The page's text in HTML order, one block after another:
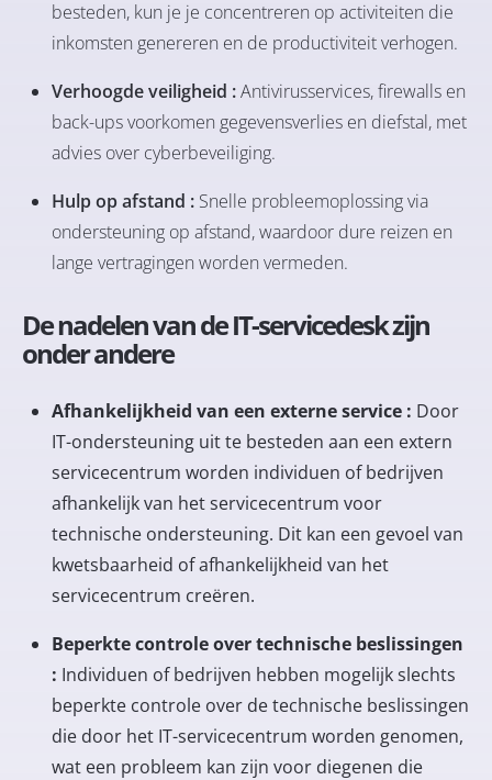
besteden, kun je je concentreren op activiteiten die
inkomsten genereren en de productiviteit verhogen.
Verhoogde veiligheid :Antivirusservices, firewalls en
back-ups voorkomen gegevensverlies en diefstal, met
advies over cyberbeveiliging.
Hulp op afstand : Snelle probleemoplossing via
ondersteuning op afstand, waardoor dure reizen en
lange vertragingen worden vermeden.
De nadelen van de IT-servicedesk zijn
onder andere
Afhankelijkheid van een externe service : Door
IT-ondersteuning uit te besteden aan een extern
servicecentrum worden individuen of bedrijven
afhankelijk van het servicecentrum voor
technische ondersteuning. Dit kan een gevoel van
kwetsbaarheid of afhankelijkheid van het
servicecentrum creëren.
Beperkte controle over technische beslissingen
: Individuen of bedrijven hebben mogelijk slechts
beperkte controle over de technische beslissingen
die door het IT-servicecentrum worden genomen,
wat een probleem kan zijn voor diegenen die